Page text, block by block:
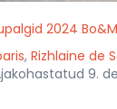
2024
, Rizhlaine de
9.